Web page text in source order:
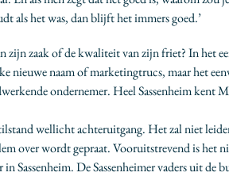
als het was, dan blijft het immers goed.’
zijn zaak of de kwaliteit van zijn friet? In het
nieuwe naam of marketingtrucs, maar het
ondernemer. Heel Sassenheim kent
wellicht achteruitgang. Het zal niet
over wordt gepraat. Vooruitstrevend is het
Sassenheim. De Sassenheimer vaders uit de